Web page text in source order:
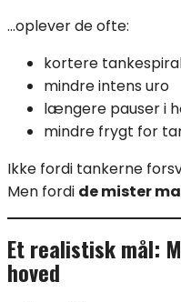
…oplever de ofte:
kortere
mindre intens uro
længere pauser i
mindre frygt for
Ikke fordi tankerne
Men fordi de mister
Et realistisk mål:
hoved